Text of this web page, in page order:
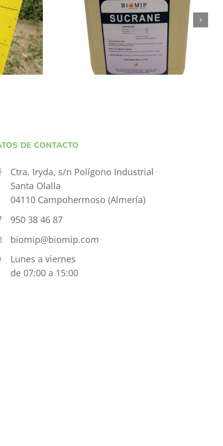
SUCRANE
DE CONTACTO
Ctra. Iryda, s/n Polígono Industrial
Santa Olalla
04110 Campohermoso (Almería)
950 38 46 87
biomip@biomip.com
Lunes a viernes
de 07:00 a 15:00